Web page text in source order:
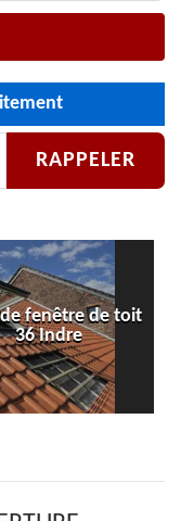
fenêtre de toit
36 Indre